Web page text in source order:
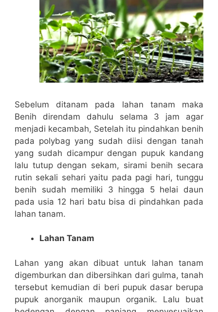
Sebelum ditanam pada lahan tanam maka
Benih direndam dahulu selama 3 jam agar
menjadi kecambah, Setelah itu pindahkan benih
pada polybag yang sudah diisi dengan tanah
yang sudah dicampur dengan pupuk kandang
lalu tutup dengan sekam, sirami benih secara
rutin sekali sehari yaitu pada pagi hari, tunggu
benih sudah memiliki 3 hingga 5 helai daun
pada usia 12 hari batu bisa di pindahkan pada
lahan tanam.
Lahan Tanam
Lahan yang akan dibuat untuk lahan tanam
digemburkan dan dibersihkan dari gulma, tanah
tersebut kemudian di beri pupuk dasar berupa
pupuk anorganik maupun organik. Lalu buat